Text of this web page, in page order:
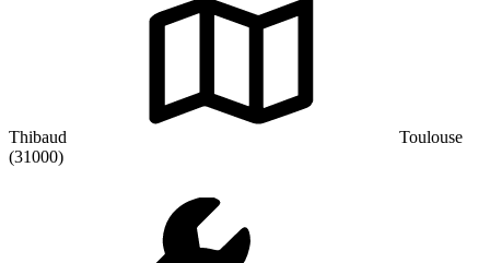
Thibaud
Toulouse
(31000)